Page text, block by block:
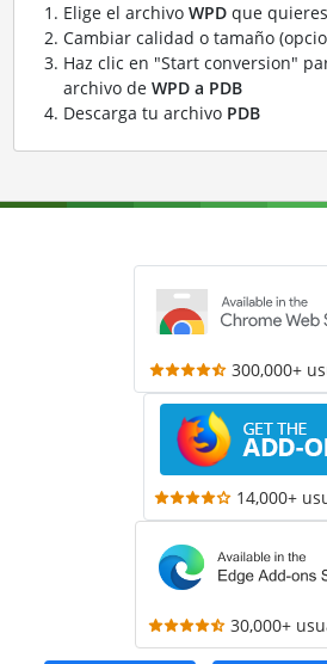
Elige el archivo WPDque
Cambiar calidad o tamaño
Haz clic en "Start conversion"
archivo de WPD a PDB
Descarga tu archivo PDB
300,000+
14,000+
30,000+